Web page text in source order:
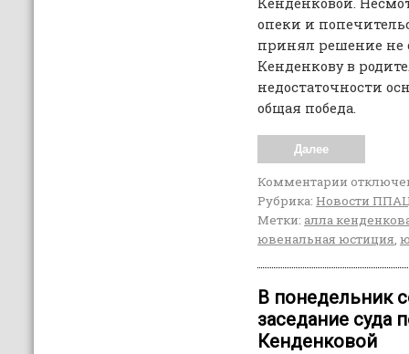
Кенденковой.
опеки и
принял решение не
Кенденкову в
недостаточности
общая победа.
Далее
Комментарии
Рубрика: Новости
Метки: алла
ювенальная юстиция,
В понедельник
заседание суда
Кенденковой